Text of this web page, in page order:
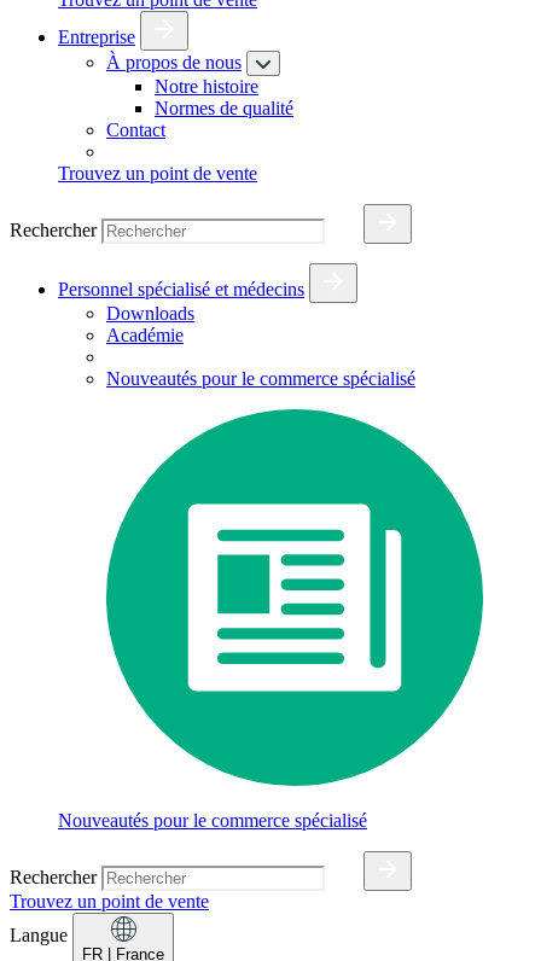
Entreprise
À propos de nous
Notre histoire
Normes de qualité
Contact
Trouvez un point de vente
Rechercher
Personnel spécialisé et médecins
Downloads
Académie
Nouveautés pour le commerce spécialisé
Nouveautés pour le commerce spécialisé
Rechercher
Trouvez un point de vente
Langue
FR | France